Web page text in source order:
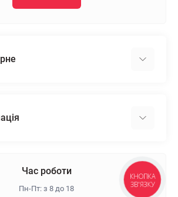
Час роботи
Пн-Пт: з 8 до 18
КНОПКА
ЗВ'ЯЗКУ